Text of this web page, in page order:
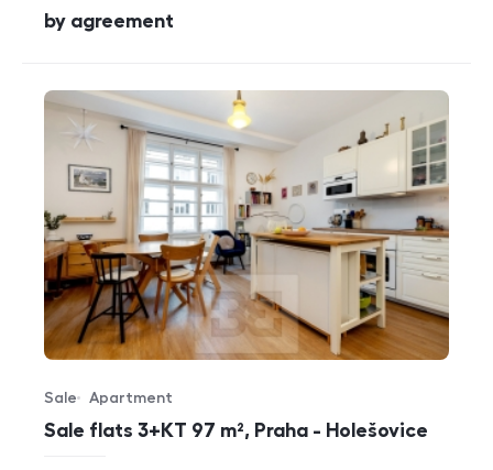
cena
by agreement
Sale flats 3+KT 97 m², Praha - Holešovice
Offer type
Sale
Property type
Apartment